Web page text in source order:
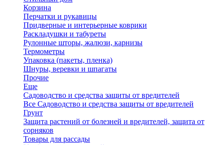
Корзина
Перчатки и рукавицы
Придверные и интерьерные коврики
Раскладушки и табуреты
Рулонные шторы, жалюзи, карнизы
Термометры
Упаковка (пакеты, пленка)
Шнуры, веревки и шпагаты
Прочие
Еще
Садоводство и средства защиты от вредителей
Все Садоводство и средства защиты от вредителей
Грунт
Защита растений от болезней и вредителей, защита от
сорняков
Товары для рассады